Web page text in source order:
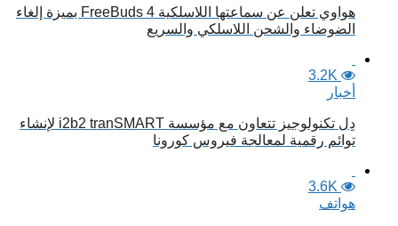
هواوي تعلن عن سماعتها اللاسلكية FreeBuds 4 بميزة إلغاء
الضوضاء والشحن اللاسلكي والسريع
3.2K
أخبار
دِل تكنولوجيز تتعاون مع مؤسسة i2b2 tranSMART لإنشاء
توائم رقمية لمعالجة فيروس كورونا
3.6K
هواتف